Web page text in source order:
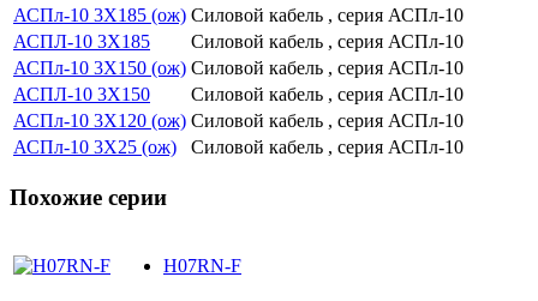
АСПл-10 3Х185 (ож) Силовой кабель , серия АСПл-10
АСПЛ-10 3Х185
Силовой кабель , серия АСПл-10
АСПл-10 3Х150 (ож) Силовой кабель , серия АСПл-10
АСПЛ-10 3Х150
Силовой кабель , серия АСПл-10
АСПл-10 3Х120 (ож) Силовой кабель , серия АСПл-10
АСПл-10 3Х25 (ож)
Силовой кабель , серия АСПл-10
Похожие серии
H07RN-F